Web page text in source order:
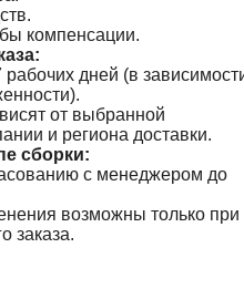
компенсации.
рабочих дней (в
от выбранной
и региона доставки.
сборки:
с менеджером до
возможны только при
заказа.